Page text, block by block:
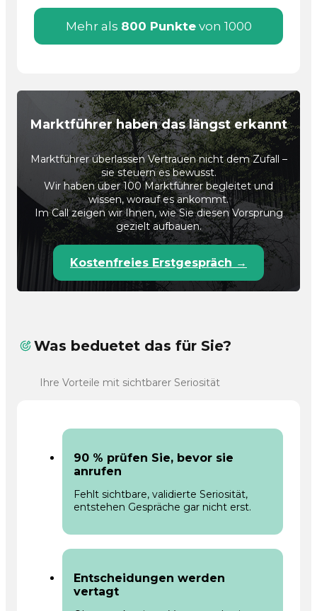
Mehr als 800 Punktevon 1000
Marktführer haben das längst erkannt
Marktführer überlassen Vertrauen nicht dem Zufall –
sie steuern es bewusst.
Wir haben über 100 Marktführer begleitet und
wissen, worauf es ankommt.
Im Call zeigen wir Ihnen, wie Sie diesen Vorsprung
gezielt aufbauen.
Kostenfreies Erstgespräch →
Was beduetet das für Sie?
Ihre Vorteile mit sichtbarer Seriosität
90 % prüfen Sie, bevor sie
anrufen
Fehlt sichtbare, validierte Seriosität,
entstehen Gespräche gar nicht erst.
Entscheidungen werden
vertagt